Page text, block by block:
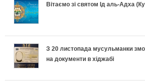
Вітаємо зі святом Ід аль-Адха
З 20 листопада мусульманки
на документи в хіджабі